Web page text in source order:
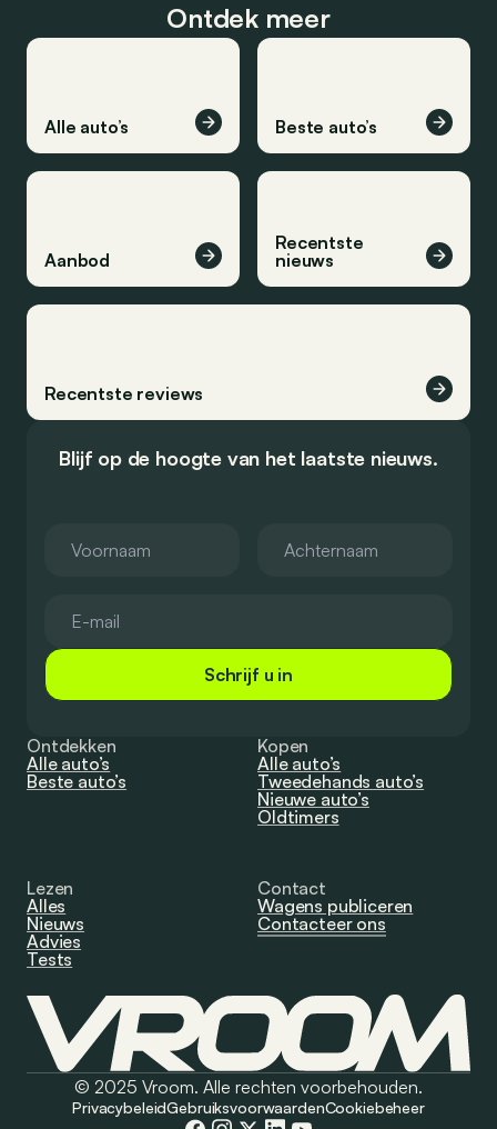
Ontdek meer
Alle auto’s Beste auto’s
Aanbod
Recentste
nieuws
Recentste reviews
Blijf op de hoogte van het laatste nieuws.
Schrijf u in
Ontdekken
Alle auto’s
Beste auto’s
Kopen
Alle auto’s
Tweedehands auto’s
Nieuwe auto’s
Oldtimers
Lezen
Alles
Nieuws
Advies
Tests
Contact
Wagens publiceren
Contacteer ons
© 2025 Vroom. Alle rechten voorbehouden.
PrivacybeleidGebruiksvoorwaardenCookiebeheer